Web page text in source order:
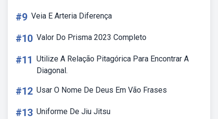
#9 Veia E Arteria Diferença
#10 Valor Do Prisma 2023 Completo
#11 Utilize A Relação Pitagórica Para Encontrar A
Diagonal.
#12 Usar O Nome De Deus Em Vão Frases
#13 Uniforme De Jiu Jitsu